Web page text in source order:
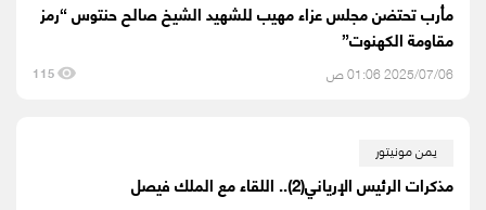
مأرب تحتضن مجلس عزاء مهيب للشهيد الشيخ صالح حنتوس “رمز
مقاومة الكهنوت”
2025/07/06 01:06 ص 115
يمن مونيتور
مذكرات الرئيس الإرياني(2).. اللقاء مع الملك فيصل